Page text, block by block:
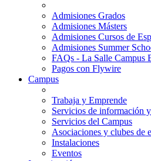
Admisiones Grados
Admisiones Másters
Admisiones Cursos de
Admisiones Summer
FAQs - La Salle Campus
Pagos con Flywire
Campus
Trabaja y Emprende
Servicios de información
Servicios del Campus
Asociaciones y clubes de
Instalaciones
Eventos